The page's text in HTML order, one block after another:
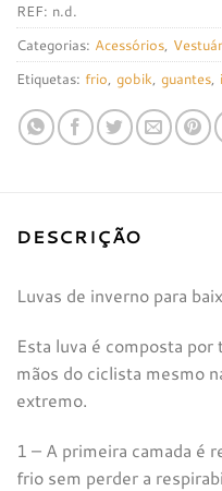
REF: n.d.
Categorias: Acessórios,
Etiquetas: frio, gobik, guantes,
DESCRIÇÃO
Luvas de inverno para
Esta luva é composta por
mãos do ciclista mesmo
extremo.
1 – A primeira camada é
frio sem perder a